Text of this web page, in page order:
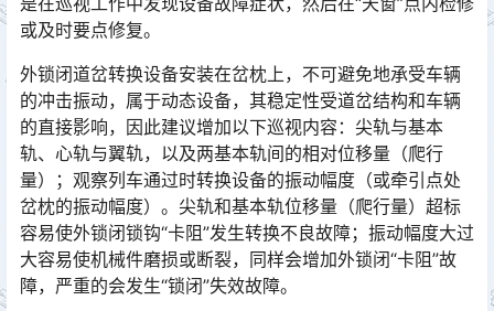
或及时要点修复。󠅅󠅃󠄵󠅂󠄪󠇖󠆨󠆨󠇕󠆞󠆒󠅬󠇘󠆭󠆘󠇙󠆝󠅵󠇗󠆭󠆁󠄐󠇗󠅹󠅸󠇖󠆍󠅳󠇖󠅹󠅰󠇖󠆌󠅹
外锁闭道岔转换设备安装在岔枕上，不可避免地承受车辆
的冲击振动，属于动态设备，其稳定性受道岔结构和车辆
的直接影响，因此建议增加以下巡视内容：尖轨与基本
轨、心轨与翼轨，以及两基本轨间的相对位移量（爬行
量）；观察列车通过时转换设备的振动幅度（或牵引点处
岔枕的振动幅度）。尖轨和基本轨位移量（爬行量）超标
容易使外锁闭锁钩“卡阻”发生转换不良故障；振动幅度大过
大容易使机械件磨损或断裂，同样会增加外锁闭“卡阻”故
障，严重的会发生“锁闭”失效故障。󠅅󠅃󠄵󠅂󠄪󠇖󠆨󠆨󠇕󠆞󠆒󠅬󠇘󠆭󠆘󠇙󠆝󠅵󠇗󠆭󠆁󠄐󠇗󠅹󠅸󠇖󠆍󠅳󠇖󠅹󠅰󠇖󠆌󠅹